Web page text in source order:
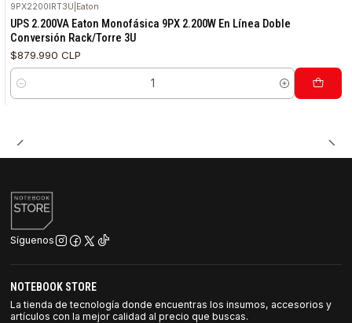
9PX2200IRT3U Eaton
UPS 2.200VA Eaton Monofásica 9PX 2.200W En Línea Doble
Conversión Rack/Torre 3U
$879.990 CLP
Cantidad
Síguenos
NOTEBOOK STORE
La tienda de tecnología donde encuentras los insumos, accesorios y
artículos con la mejor calidad al precio que buscas.